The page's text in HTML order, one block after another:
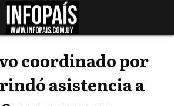
coordinado por
asistencia a